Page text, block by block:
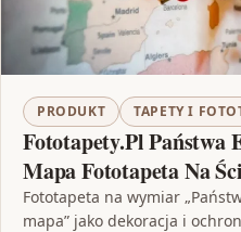
PRODUKT TAPETY I
Fototapety.Pl Państwa
Mapa Fototapeta Na
Magicstick
Fototapeta na wymiar
mapa” jako dekoracja i